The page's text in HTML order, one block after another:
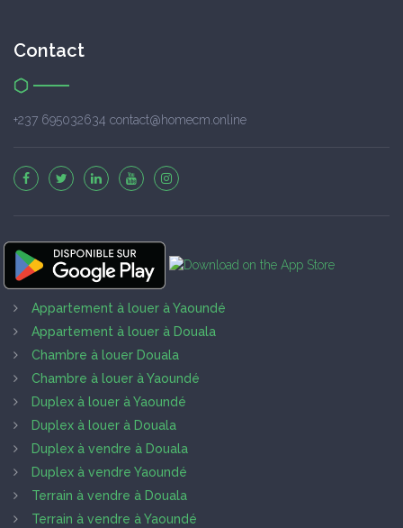
Contact
+237 695032634 contact@homecm.online
Appartement à louer à Yaoundé
Appartement à louer à Douala
Chambre à louer Douala
Chambre à louer à Yaoundé
Duplex à louer à Yaoundé
Duplex à louer à Douala
Duplex à vendre à Douala
Duplex à vendre Yaoundé
Terrain à vendre à Douala
Terrain à vendre à Yaoundé